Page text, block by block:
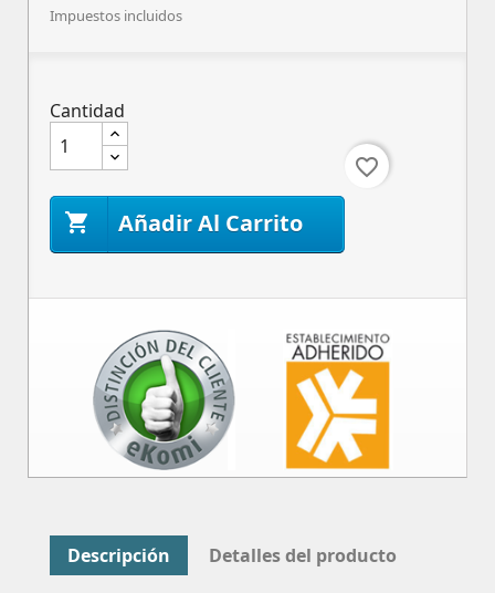
Impuestos incluidos
Cantidad
 Añadir Al Carrito
favorite_border
Descripción Detalles del producto